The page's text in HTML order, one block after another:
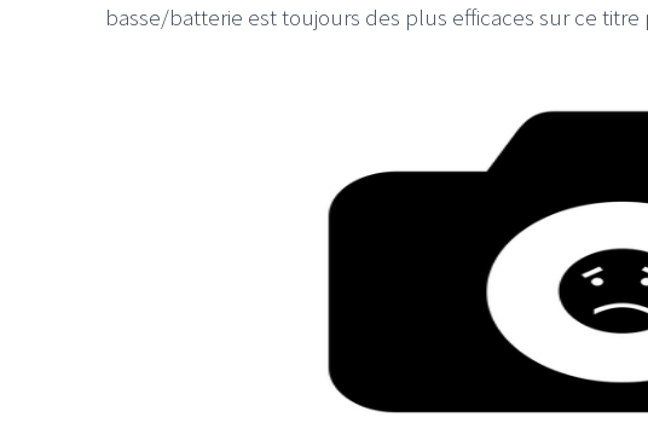
basse/batterie est toujours des plus efficaces sur ce titre
LE GROS RIFFIFI
LE GROS
Christmas Riffifi